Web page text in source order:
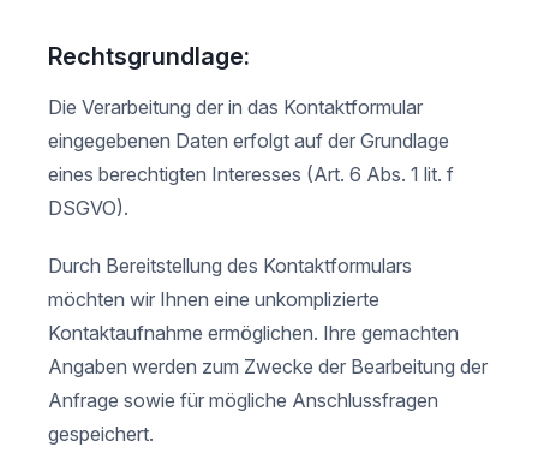
Rechtsgrundlage:
Die Verarbeitung der in das Kontaktformular
eingegebenen Daten erfolgt auf der Grundlage
eines berechtigten Interesses (Art. 6 Abs. 1 lit. f
DSGVO).
Durch Bereitstellung des Kontaktformulars
möchten wir Ihnen eine unkomplizierte
Kontaktaufnahme ermöglichen. Ihre gemachten
Angaben werden zum Zwecke der Bearbeitung der
Anfrage sowie für mögliche Anschlussfragen
gespeichert.